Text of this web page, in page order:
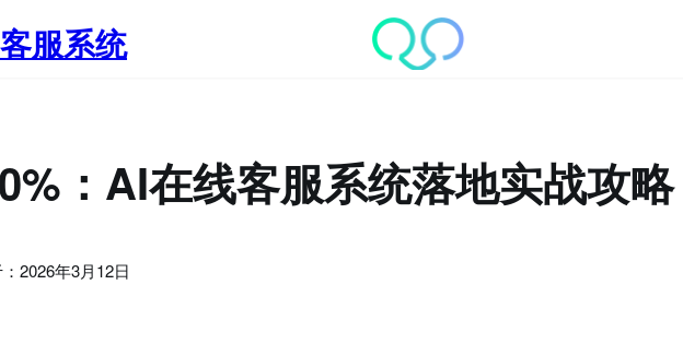
服系统
：AI在线客服系统落地实战攻略
2026年3月12日